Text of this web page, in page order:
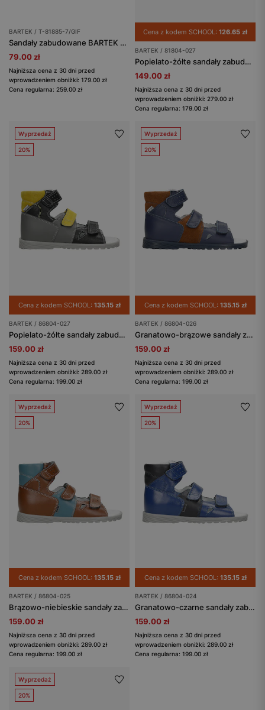
BARTEK / T-81885-7/GIF
Sandały zabudowane BARTEK T-81885-7/GIF, dla chłopców, szary
79.00 zł
Najniższa cena z 30 dni przed
wprowadzeniem obniżki: 179.00 zł
Cena regularna: 259.00 zł
Cena z kodem SCHOOL: 126.65 zł
BARTEK / 81804-027
Popielato-żółte sandały zabudowane dla chłopca BARTEK 81804-027
149.00 zł
Najniższa cena z 30 dni przed
wprowadzeniem obniżki: 279.00 zł
Cena regularna: 179.00 zł
Wyprzedaż
20%
Cena z kodem SCHOOL: 135.15 zł
BARTEK / 86804-027
Popielato-żółte sandały zabudowane dla chłopca BARTEK 86804-027
159.00 zł
Najniższa cena z 30 dni przed
wprowadzeniem obniżki: 289.00 zł
Cena regularna: 199.00 zł
Wyprzedaż
20%
Cena z kodem SCHOOL: 135.15 zł
BARTEK / 86804-026
Granatowo-brązowe sandały zabudowane BARTEK 86804-026
159.00 zł
Najniższa cena z 30 dni przed
wprowadzeniem obniżki: 289.00 zł
Cena regularna: 199.00 zł
Wyprzedaż
20%
Cena z kodem SCHOOL: 135.15 zł
BARTEK / 86804-025
Brązowo-niebieskie sandały zabudowane z łączonych skór BARTEK 86804-025
159.00 zł
Najniższa cena z 30 dni przed
wprowadzeniem obniżki: 289.00 zł
Cena regularna: 199.00 zł
Wyprzedaż
20%
Cena z kodem SCHOOL: 135.15 zł
BARTEK / 86804-024
Granatowo-czarne sandały zabudowane BARTEK 86804-024
159.00 zł
Najniższa cena z 30 dni przed
wprowadzeniem obniżki: 289.00 zł
Cena regularna: 199.00 zł
Wyprzedaż
20%